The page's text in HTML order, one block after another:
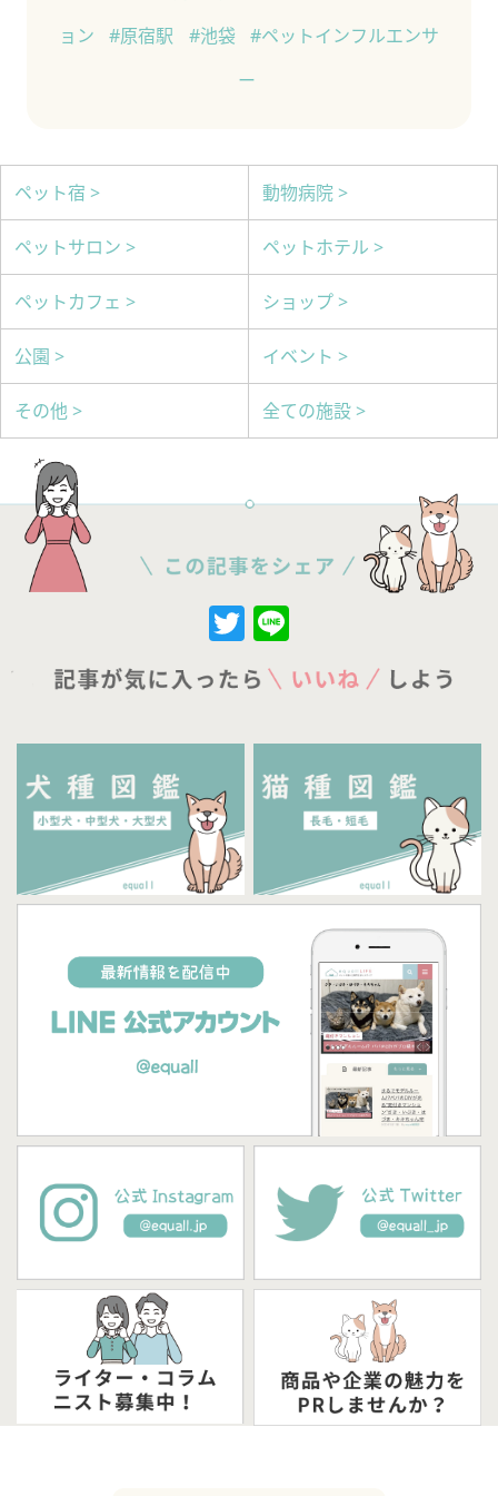
ョン
#原宿駅 #池袋
#ペットインフルエンサ
ー
ペット宿 > 動物病院 >
ペットサロン > ペットホテル >
ペットカフェ > ショップ >
公園 > イベント >
その他 > 全ての施設 >
Twitter